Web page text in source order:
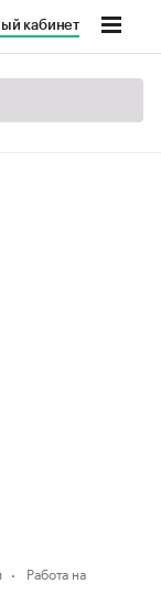
кабинет
Работа на